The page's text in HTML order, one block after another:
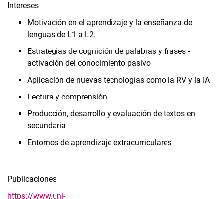
Intereses
Motivación en el aprendizaje y la enseñanza de
lenguas de L1 a L2.
Estrategias de cognición de palabras y frases -
activación del conocimiento pasivo
Aplicación de nuevas tecnologías como la RV y la IA
Lectura y comprensión
Producción, desarrollo y evaluación de textos en
secundaria
Entornos de aprendizaje extracurriculares
Publicaciones
https://www.uni-